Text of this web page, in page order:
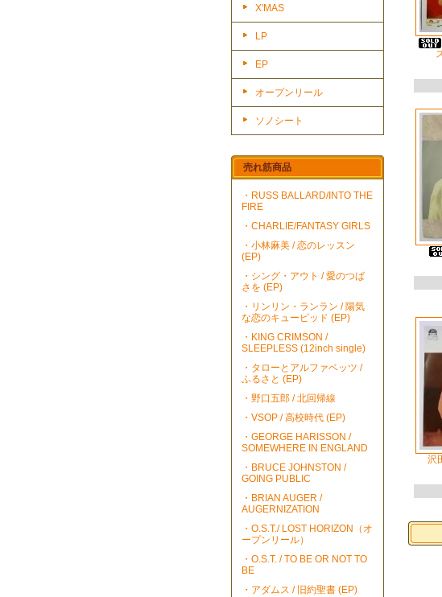
X'MAS
LP
EP
オープンリール
ソノシート
売れ筋商品
・RUSS BALLARD/INTO THE
FIRE
・CHARLIE/FANTASY GIRLS
・小林麻美 / 恋のレッスン
(EP)
・シング・アウト / 愛のつば
さを (EP)
・リンリン・ランラン / 陽気
な恋のキューピッド (EP)
・KING CRIMSON /
SLEEPLESS (12inch single)
・タローとアルファベッツ /
ふるさと (EP)
・野口五郎 / 北回帰線
・VSOP / 高校時代 (EP)
・GEORGE HARISSON /
SOMEWHERE IN ENGLAND
・BRUCE JOHNSTON /
GOING PUBLIC
・BRIAN AUGER /
AUGERNIZATION
・O.S.T./ LOST HORIZON（オ
ープンリール）
・O.S.T. / TO BE OR NOT TO
BE
・アダムス / 旧約聖書 (EP)
沢